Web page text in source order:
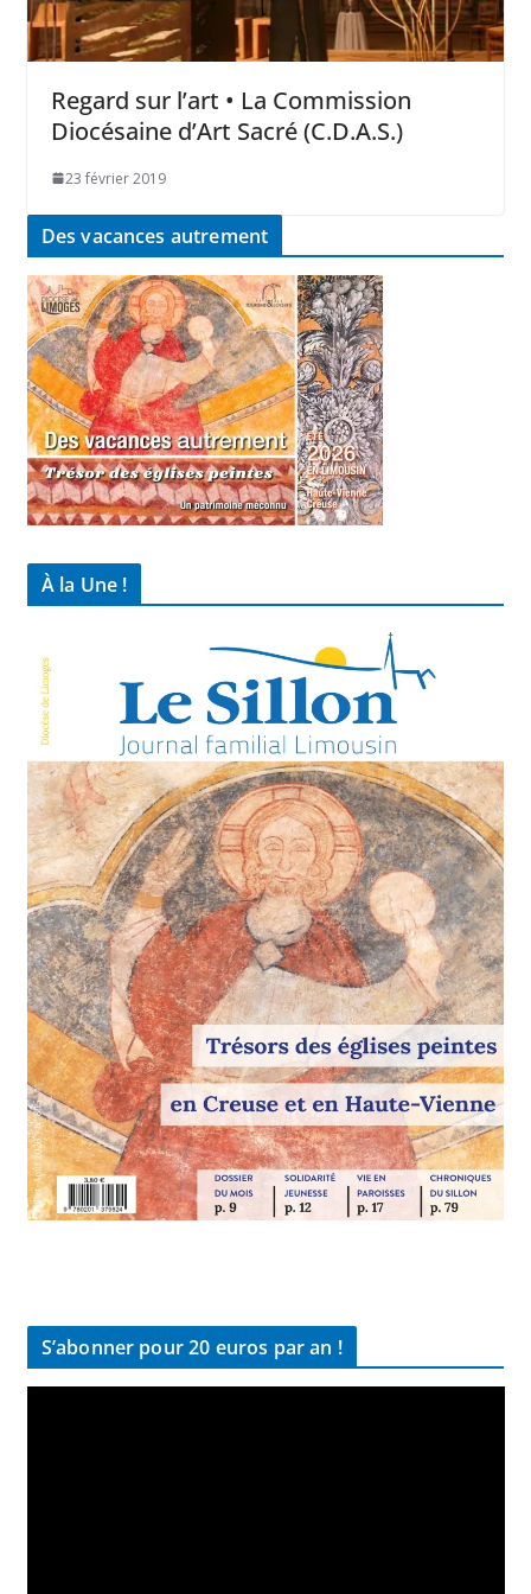
Regard sur l’art • La Commission
Diocésaine d’Art Sacré (C.D.A.S.)
23 février 2019
Des vacances autrement
À la Une !
S’abonner pour 20 euros par an !